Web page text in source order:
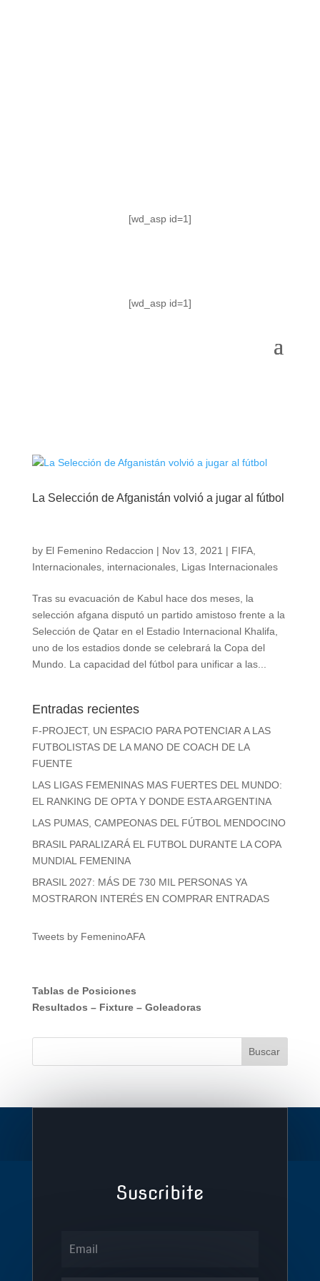
[wd_asp id=1]
[wd_asp id=1]
La Selección de Afganistán volvió a jugar al fútbol
by El Femenino Redaccion | Nov 13, 2021 | FIFA,
Internacionales, internacionales, Ligas Internacionales
Tras su evacuación de Kabul hace dos meses, la
selección afgana disputó un partido amistoso frente a la
Selección de Qatar en el Estadio Internacional Khalifa,
uno de los estadios donde se celebrará la Copa del
Mundo. La capacidad del fútbol para unificar a las...
Entradas recientes
F-PROJECT, UN ESPACIO PARA POTENCIAR A LAS
FUTBOLISTAS DE LA MANO DE COACH DE LA
FUENTE
LAS LIGAS FEMENINAS MAS FUERTES DEL MUNDO:
EL RANKING DE OPTA Y DONDE ESTA ARGENTINA
LAS PUMAS, CAMPEONAS DEL FÚTBOL MENDOCINO
BRASIL PARALIZARÁ EL FUTBOL DURANTE LA COPA
MUNDIAL FEMENINA
BRASIL 2027: MÁS DE 730 MIL PERSONAS YA
MOSTRARON INTERÉS EN COMPRAR ENTRADAS
Tweets by FemeninoAFA
Tablas de Posiciones
Resultados – Fixture– Goleadoras
Suscribite